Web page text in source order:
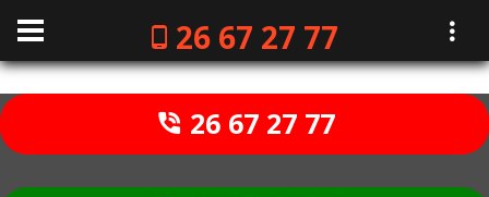
26 67 27 77
26 67 27 77